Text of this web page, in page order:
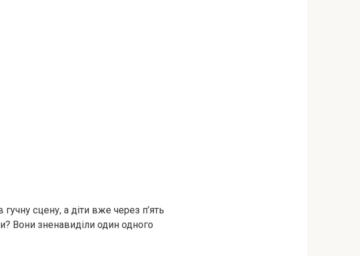
сцену, а діти вже через п’ять
Вони зненавиділи один одного